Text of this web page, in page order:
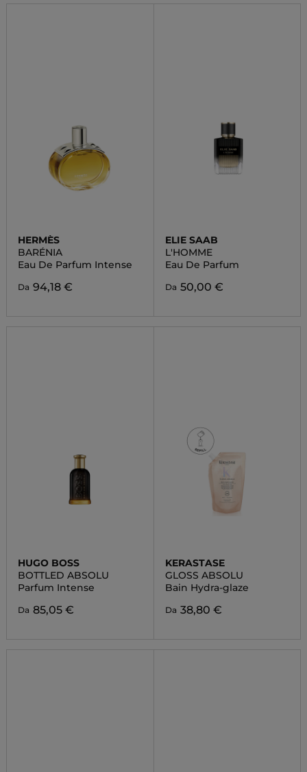
HERMÈS
BARÉNIA
Eau De Parfum Intense
Da 94,18 €
ELIE SAAB
L'HOMME
Eau De Parfum
Da 50,00 €
HUGO BOSS
BOTTLED ABSOLU
Parfum Intense
Da 85,05 €
KERASTASE
GLOSS ABSOLU
Bain Hydra-glaze
Da 38,80 €